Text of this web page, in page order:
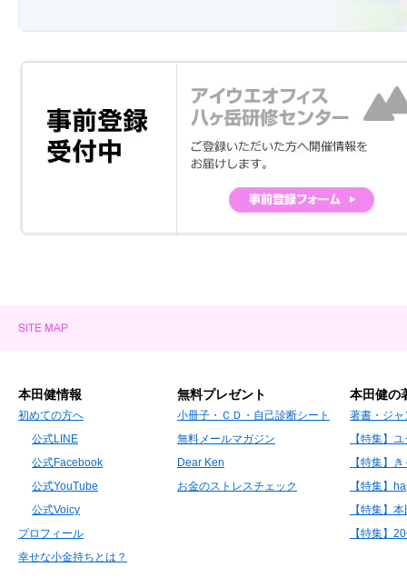
本田健情報
初めての方へ
公式LINE
公式Facebook
公式YouTube
公式Voicy
プロフィール
幸せな小金持ちとは？
無料プレゼント
小冊子・ＣＤ・自己診断シート
無料メールマガジン
Dear Ken
お金のストレスチェック
本田健の
著書・ジャ
【特集】
【特集】
【特集】
【特集】
【特集】